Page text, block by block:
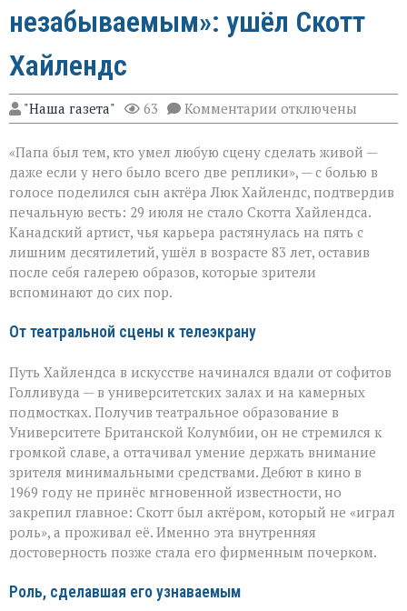
незабываемым»: ушёл Скотт
Хайлендс
"Наша газета" 63 Комментарии к
записи
умел
делать
второстепенное
незабываемым»:
ушёл
Скотт
Хайлендс
отключены
«Папа был тем, кто умел любую сцену сделать живой —
даже если у него было всего две реплики», — с болью в
голосе поделился сын актёра Люк Хайлендс, подтвердив
печальную весть: 29 июля не стало Скотта Хайлендса.
Канадский артист, чья карьера растянулась на пять с
лишним десятилетий, ушёл в возрасте 83 лет, оставив
после себя галерею образов, которые зрители
вспоминают до сих пор.
От театральной сцены к телеэкрану
Путь Хайлендса в искусстве начинался вдали от софитов
Голливуда — в университетских залах и на камерных
подмостках. Получив театральное образование в
Университете Британской Колумбии, он не стремился к
громкой славе, а оттачивал умение держать внимание
зрителя минимальными средствами. Дебют в кино в
1969 году не принёс мгновенной известности, но
закрепил главное: Скотт был актёром, который не «играл
роль», а проживал её. Именно эта внутренняя
достоверность позже стала его фирменным почерком.
Роль, сделавшая его узнаваемым